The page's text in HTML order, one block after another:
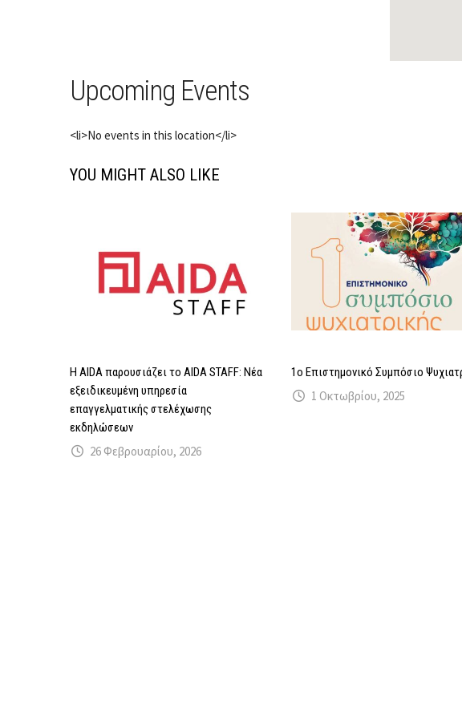
Upcoming Events
<li>No events in this location</li>
YOU MIGHT ALSO LIKE
Η AIDA παρουσιάζει το AIDA STAFF: Νέα
εξειδικευμένη υπηρεσία
επαγγελματικής στελέχωσης
εκδηλώσεων
26 Φεβρουαρίου, 2026
1ο Επιστημονικό Συμπόσιο
1 Οκτωβρίου, 2025